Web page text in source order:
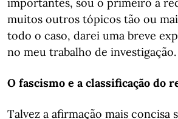
muitos outros tópicos tão ou
todo o caso, darei uma breve
no meu trabalho de investigação.
O fascismo e a classificação do
Talvez a afirmação mais concisa